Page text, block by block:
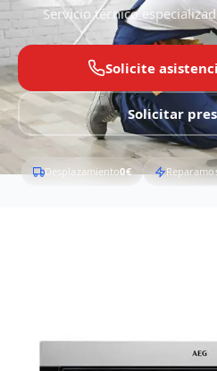
Servicio técnico
Solicite
Solicitar
Desplazamiento0€